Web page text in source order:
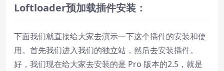
Loftloader预加载插件安装：
下面我们就直接给大家去演示一下这个插件的安装和使
用。首先我们进入我们的独立站，然后去安装插件。
好，我们现在给大家去安装的是 Pro 版本的2.5，就是